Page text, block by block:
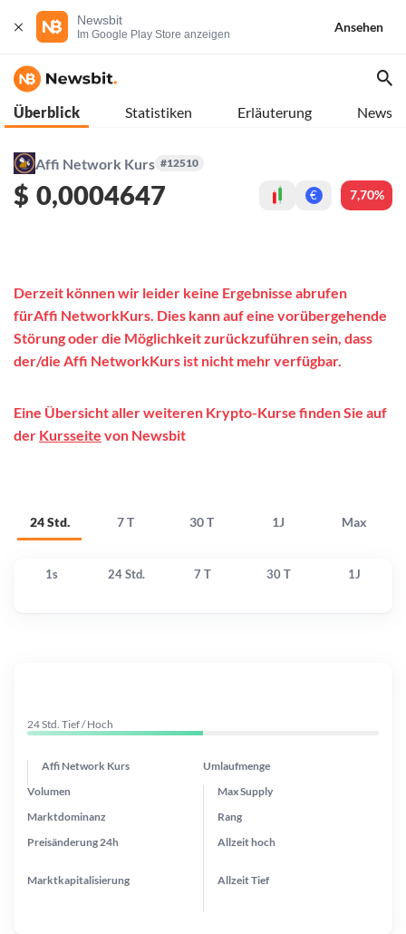
Newsbit
Im Google Play Store anzeigen
Ansehen
Überblick Statistiken Erläuterung News
Affi Network Kurs #12510
$ 0,0004647 € 7,70%
24 Std. 7 T 30 T 1J Max
Derzeit können wir leider keine Ergebnisse abrufen
fürAffi NetworkKurs. Dies kann auf eine vorübergehende
Störung oder die Möglichkeit zurückzuführen sein, dass
der/die Affi NetworkKurs ist nicht mehr verfügbar.
Eine Übersicht aller weiteren Krypto-Kurse finden Sie auf
der Kursseite von Newsbit
1s 24 Std. 7 T 30 T 1J
24 Std. Tief / Hoch
Affi Network Kurs Umlaufmenge
Preisänderung 24h
Max Supply
Marktdominanz
Marktkapitalisierung
Volumen
Rang
Allzeithoch
AllzeitTief